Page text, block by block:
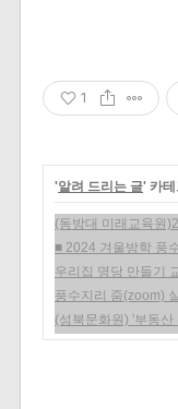
1
'알려 드리는 글' 카
(동방대 미래교육원
■ 2024 겨울방학 풍
우리집 명당 만들기
풍수지리 줌(zoom)
(성북문화원) '부동